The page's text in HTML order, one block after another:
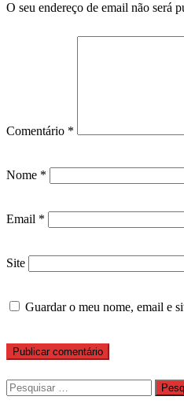
O seu endereço de email não será
Comentário *
Nome *
Email *
Site
Guardar o meu nome, email e
Pesquisar
por: